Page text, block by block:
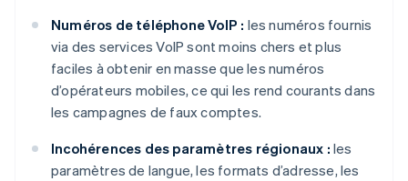
Numéros de téléphone VoIP : les numéros fournis
via des services VoIP sont moins chers et plus
faciles à obtenir en masse que les numéros
d’opérateurs mobiles, ce qui les rend courants dans
les campagnes de faux comptes.
Incohérences des paramètres régionaux : les
paramètres de langue, les formats d’adresse, les